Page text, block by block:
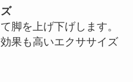
脚を上げ下げします。
果も高いエクササイズ